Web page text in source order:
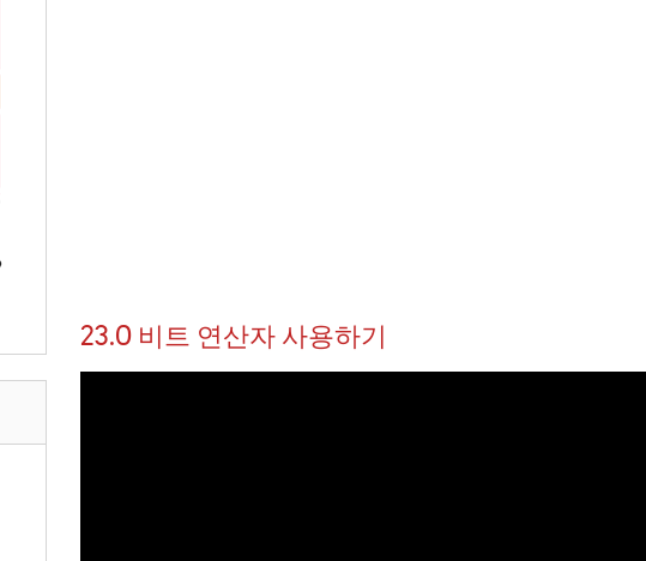
23.0 비트 연산자 사용하기